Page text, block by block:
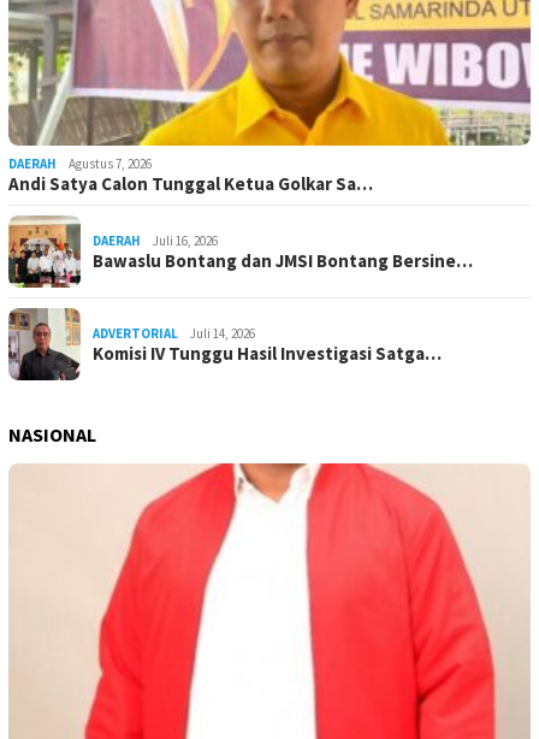
DAERAH Agustus 7, 2026
Andi Satya Calon Tunggal Ketua Golkar Sa…
DAERAH Juli 16, 2026
Bawaslu Bontang dan JMSI Bontang Bersine…
ADVERTORIAL Juli 14, 2026
Komisi IV Tunggu Hasil Investigasi Satga…
NASIONAL